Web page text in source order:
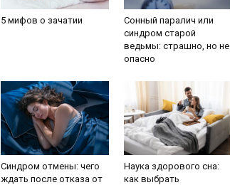
5 мифов о зачатии
Сонный паралич или
синдром старой
ведьмы: страшно, но не
опасно
Синдром отмены: чего
ждать после отказа от
Наука здорового сна:
как выбрать